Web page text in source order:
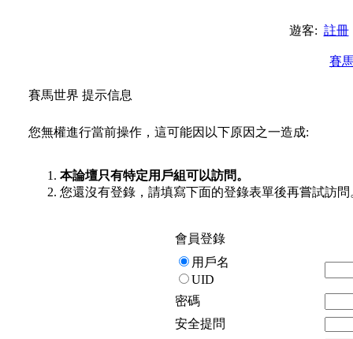
遊客: 註冊
賽
賽馬世界 提示信息
您無權進行當前操作，這可能因以下原因之一造成:
本論壇只有特定用戶組可以訪問。
您還沒有登錄，請填寫下面的登錄表單後再嘗試訪問
會員登錄
用戶名
UID
密碼
安全提問